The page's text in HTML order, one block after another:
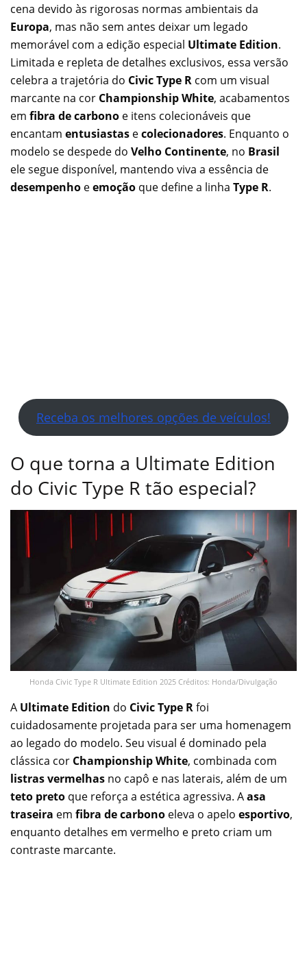
cena devido às rigorosas normas ambientais da
Europa, mas não sem antes deixar um legado
memorável com a edição especial Ultimate Edition.
Limitada e repleta de detalhes exclusivos, essa versão
celebra a trajetória do Civic Type R com um visual
marcante na cor Championship White, acabamentos
em fibra de carbono e itens colecionáveis que
encantam entusiastas ecolecionadores. Enquanto o
modelo se despede do Velho Continente, no Brasil
ele segue disponível, mantendo viva a essência de
desempenho eemoção que define a linha Type R.
Receba os melhores opções de veículos!
O que torna a Ultimate Edition
do Civic Type R tão especial?
Honda Civic Type R Ultimate Edition 2025 Créditos: Honda/Divulgação
A Ultimate Edition do Civic Type Rfoi
cuidadosamente projetada para ser uma homenagem
ao legado do modelo. Seu visual é dominado pela
clássica cor Championship White, combinada com
listras vermelhas no capô e nas laterais, além de um
teto preto que reforça a estética agressiva. Aasa
traseira em fibra de carbono eleva o apelo esportivo,
enquanto detalhes em vermelho e preto criam um
contraste marcante.